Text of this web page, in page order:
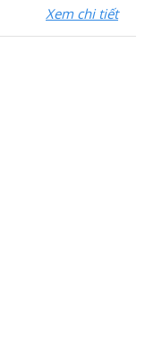
Xem chi tiết